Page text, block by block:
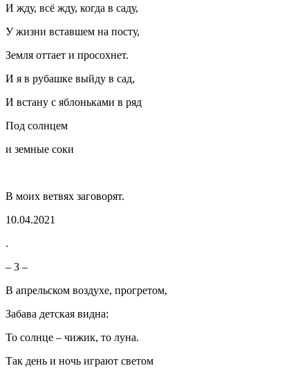
И жду, всё жду, когда в саду,
У жизни вставшем на посту,
Земля оттает и просохнет.
И я в рубашке выйду в сад,
И встану с яблоньками в ряд
Под солнцем
и земные соки
В моих ветвях заговорят.
10.04.2021
.
– 3 –
В апрельском воздухе, прогретом,
Забава детская видна:
То солнце – чижик, то луна.
Так день и ночь играют светом